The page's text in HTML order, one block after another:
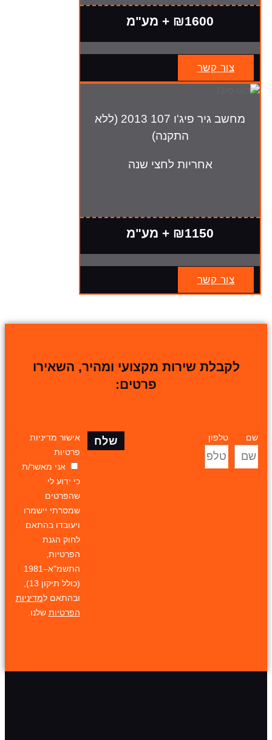
₪1600 + מע"מ
צור קשר
מחשב גיר פיג'ו 107 2013 (ללא
התקנה)
אחריות לחצי שנה
₪1150 + מע"מ
צור קשר
לקבלת שירות מקצועי ומהיר, השאירו
פרטים:
שם טלפון
אישור מדיניות
פרטיות
אני מאשר/ת
כי ידוע לי
שהפרטים
שמסרתי יישמרו
ויעובדו בהתאם
לחוק הגנת
הפרטיות,
התשמ"א–1981
(כולל תיקון 13),
ובהתאם למדיניות
הפרטיות שלנו.
שלח